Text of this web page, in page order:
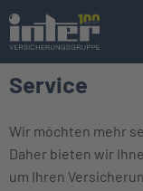
Service
Wir möchten mehr
Daher bieten wir
um Ihren